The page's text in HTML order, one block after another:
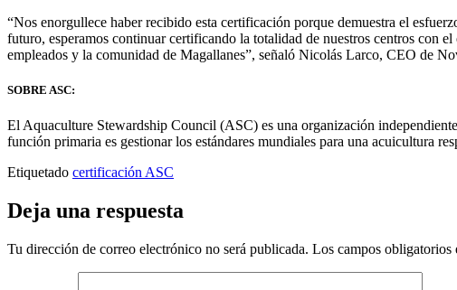
“Nos enorgullece haber recibido esta certificación porque demuestra el
futuro, esperamos continuar certificando la totalidad de nuestros centros con
empleados y la comunidad de Magallanes”, señaló Nicolás Larco, CEO de
SOBRE ASC:
El Aquaculture Stewardship Council (ASC) es una organización
función primaria es gestionar los estándares mundiales para una acuicultura
Etiquetado certificación ASC
Deja una respuesta
Tu dirección de correo electrónico no será publicada. Los campos obligatorios